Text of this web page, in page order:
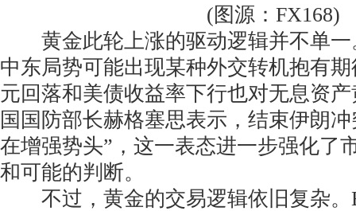
(图源：FX168)
黄金此轮上涨的驱动逻辑并不单一
中东局势可能出现某种外交转机抱有
元回落和美债收益率下行也对无息资
国国防部长赫格塞思表示，结束伊朗
在增强势头”，这一表态进一步强化了
和可能的判断。
不过，黄金的交易逻辑依旧复杂。